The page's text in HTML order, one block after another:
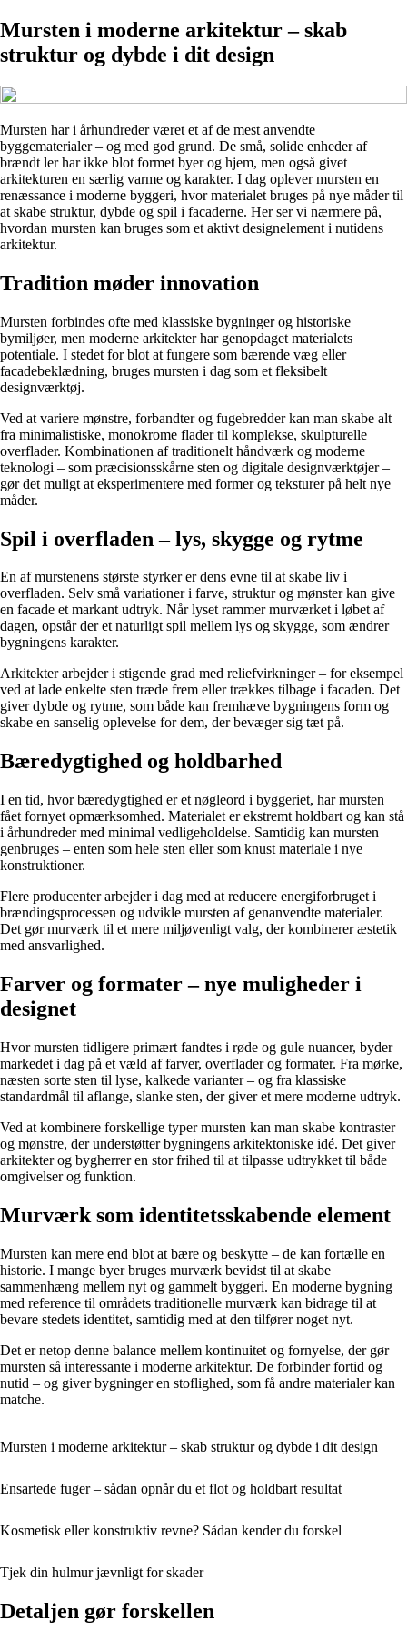
Mursten i moderne arkitektur – skab
struktur og dybde i dit design
Mursten har i århundreder været et af de mest anvendte
byggematerialer – og med god grund. De små, solide enheder af
brændt ler har ikke blot formet byer og hjem, men også givet
arkitekturen en særlig varme og karakter. I dag oplever mursten en
renæssance i moderne byggeri, hvor materialet bruges på nye måder til
at skabe struktur, dybde og spil i facaderne. Her ser vi nærmere på,
hvordan mursten kan bruges som et aktivt designelement i nutidens
arkitektur.
Tradition møder innovation
Mursten forbindes ofte med klassiske bygninger og historiske
bymiljøer, men moderne arkitekter har genopdaget materialets
potentiale. I stedet for blot at fungere som bærende væg eller
facadebeklædning, bruges mursten i dag som et fleksibelt
designværktøj.
Ved at variere mønstre, forbandter og fugebredder kan man skabe alt
fra minimalistiske, monokrome flader til komplekse, skulpturelle
overflader. Kombinationen af traditionelt håndværk og moderne
teknologi – som præcisionsskårne sten og digitale designværktøjer –
gør det muligt at eksperimentere med former og teksturer på helt nye
måder.
Spil i overfladen – lys, skygge og rytme
En af murstenens største styrker er dens evne til at skabe liv i
overfladen. Selv små variationer i farve, struktur og mønster kan give
en facade et markant udtryk. Når lyset rammer murværket i løbet af
dagen, opstår der et naturligt spil mellem lys og skygge, som ændrer
bygningens karakter.
Arkitekter arbejder i stigende grad med reliefvirkninger – for eksempel
ved at lade enkelte sten træde frem eller trækkes tilbage i facaden. Det
giver dybde og rytme, som både kan fremhæve bygningens form og
skabe en sanselig oplevelse for dem, der bevæger sig tæt på.
Bæredygtighed og holdbarhed
I en tid, hvor bæredygtighed er et nøgleord i byggeriet, har mursten
fået fornyet opmærksomhed. Materialet er ekstremt holdbart og kan stå
i århundreder med minimal vedligeholdelse. Samtidig kan mursten
genbruges – enten som hele sten eller som knust materiale i nye
konstruktioner.
Flere producenter arbejder i dag med at reducere energiforbruget i
brændingsprocessen og udvikle mursten af genanvendte materialer.
Det gør murværk til et mere miljøvenligt valg, der kombinerer æstetik
med ansvarlighed.
Farver og formater – nye muligheder i
designet
Hvor mursten tidligere primært fandtes i røde og gule nuancer, byder
markedet i dag på et væld af farver, overflader og formater. Fra mørke,
næsten sorte sten til lyse, kalkede varianter – og fra klassiske
standardmål til aflange, slanke sten, der giver et mere moderne udtryk.
Ved at kombinere forskellige typer mursten kan man skabe kontraster
og mønstre, der understøtter bygningens arkitektoniske idé. Det giver
arkitekter og bygherrer en stor frihed til at tilpasse udtrykket til både
omgivelser og funktion.
Murværk som identitetsskabende element
Mursten kan mere end blot at bære og beskytte – de kan fortælle en
historie. I mange byer bruges murværk bevidst til at skabe
sammenhæng mellem nyt og gammelt byggeri. En moderne bygning
med reference til områdets traditionelle murværk kan bidrage til at
bevare stedets identitet, samtidig med at den tilfører noget nyt.
Det er netop denne balance mellem kontinuitet og fornyelse, der gør
mursten så interessante i moderne arkitektur. De forbinder fortid og
nutid – og giver bygninger en stoflighed, som få andre materialer kan
matche.
Mursten i moderne arkitektur – skab struktur og dybde i dit design
Ensartede fuger – sådan opnår du et flot og holdbart resultat
Kosmetisk eller konstruktiv revne? Sådan kender du forskel
Tjek din hulmur jævnligt for skader
Detaljen gør forskellen